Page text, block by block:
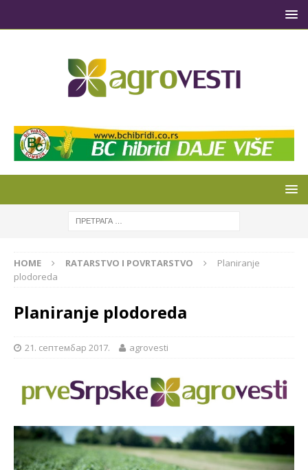
HOME RATARSTVO I POVRTARSTVO
Planiranje
plodoreda
Planiranje plodoreda
21. септембар 2017. agrovesti